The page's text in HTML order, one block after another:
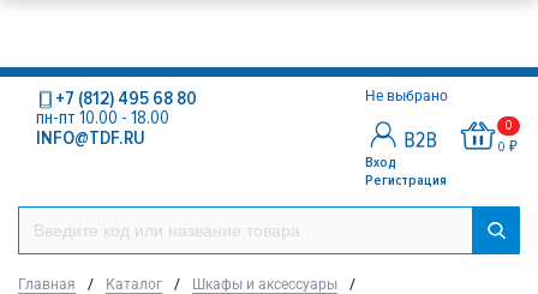
Не выбрано
Вход
Регистрация
0
0 ₽
+7 (812) 495 68 80
пн-пт 10.00 - 18.00
INFO@TDF.RU
Главная / Каталог / Шкафы и аксессуары
/